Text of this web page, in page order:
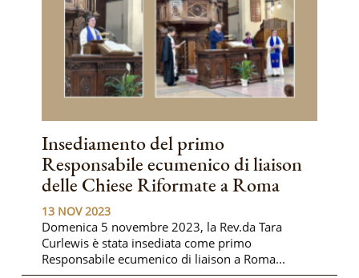
Insediamento del primo
Responsabile ecumenico di liaison
delle Chiese Riformate a Roma
13 NOV 2023
Domenica 5 novembre 2023, la Rev.da Tara
Curlewis è stata insediata come primo
Responsabile ecumenico di liaison a Roma...